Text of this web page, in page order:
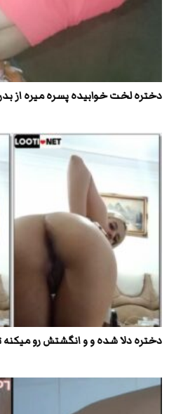
دختره لخت خوابیده پسره میره از
دختره دلا شده و و انگشتش رو